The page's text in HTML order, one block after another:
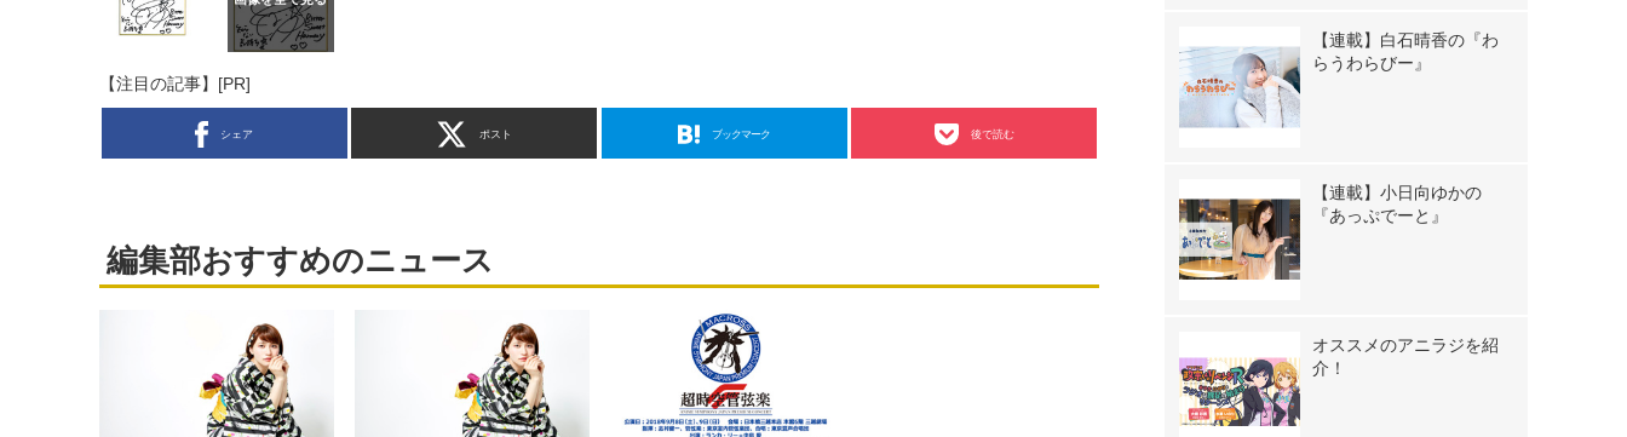
【注目の記事】[PR]
シェア ポスト ブックマーク 後で読む
編集部おすすめのニュース
【連載】白石晴香の『わ
らうわらびー』
【連載】小日向ゆかの
『あっぷでーと』
オススメのアニラジを紹
介！